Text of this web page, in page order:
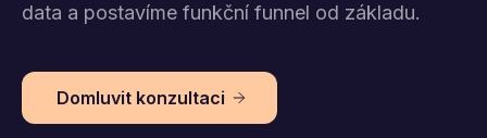
data a postavíme funkční funnel od základu.
Domluvit konzultaci